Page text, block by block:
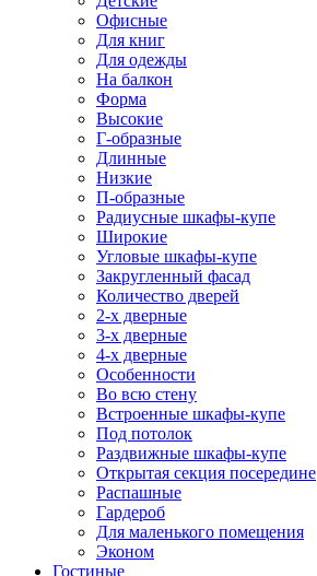
Офисные
Для книг
Для одежды
На балкон
Форма
Высокие
Г-образные
Длинные
Низкие
П-образные
Радиусные шкафы-купе
Широкие
Угловые шкафы-купе
Закругленный фасад
Количество дверей
2-х дверные
3-х дверные
4-х дверные
Особенности
Во всю стену
Встроенные шкафы-купе
Под потолок
Раздвижные шкафы-купе
Открытая секция посередине
Распашные
Гардероб
Для маленького помещения
Эконом
Гостиные